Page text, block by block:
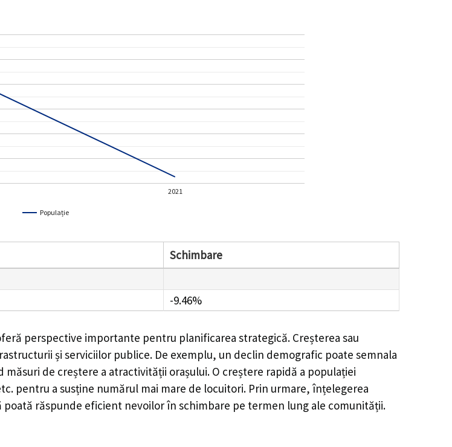
Populație
2021
Schimbare
-9.46%
perspective importante pentru planificarea strategică. Creșterea sau
și serviciilor publice. De exemplu, un declin demografic poate semnala
de creștere a atractivității orașului. O creștere rapidă a populației
pentru a susține numărul mai mare de locuitori. Prin urmare, înțelegerea
răspunde eficient nevoilor în schimbare pe termen lung ale comunității.